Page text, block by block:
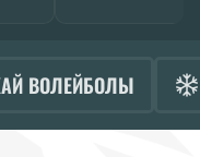
ВОЛЕЙБОЛЫ